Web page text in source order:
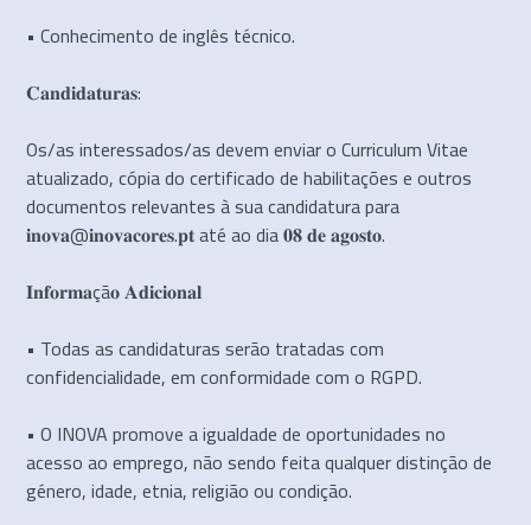
• Conhecimento de inglês técnico.
𝐂𝐚𝐧𝐝𝐢𝐝𝐚𝐭𝐮𝐫𝐚𝐬:
Os/as interessados/as devem enviar o Curriculum Vitae
atualizado, cópia do certificado de habilitações e outros
documentos relevantes à sua candidatura para
𝐢𝐧𝐨𝐯𝐚@𝐢𝐧𝐨𝐯𝐚𝐜𝐨𝐫𝐞𝐬.𝐩𝐭 até ao dia 𝟎𝟖 𝐝𝐞 𝐚𝐠𝐨𝐬𝐭𝐨.
𝐈𝐧𝐟𝐨𝐫𝐦𝐚çã𝐨 𝐀𝐝𝐢𝐜𝐢𝐨𝐧𝐚𝐥
• Todas as candidaturas serão tratadas com
confidencialidade, em conformidade com o RGPD.
• O INOVA promove a igualdade de oportunidades no
acesso ao emprego, não sendo feita qualquer distinção de
género, idade, etnia, religião ou condição.